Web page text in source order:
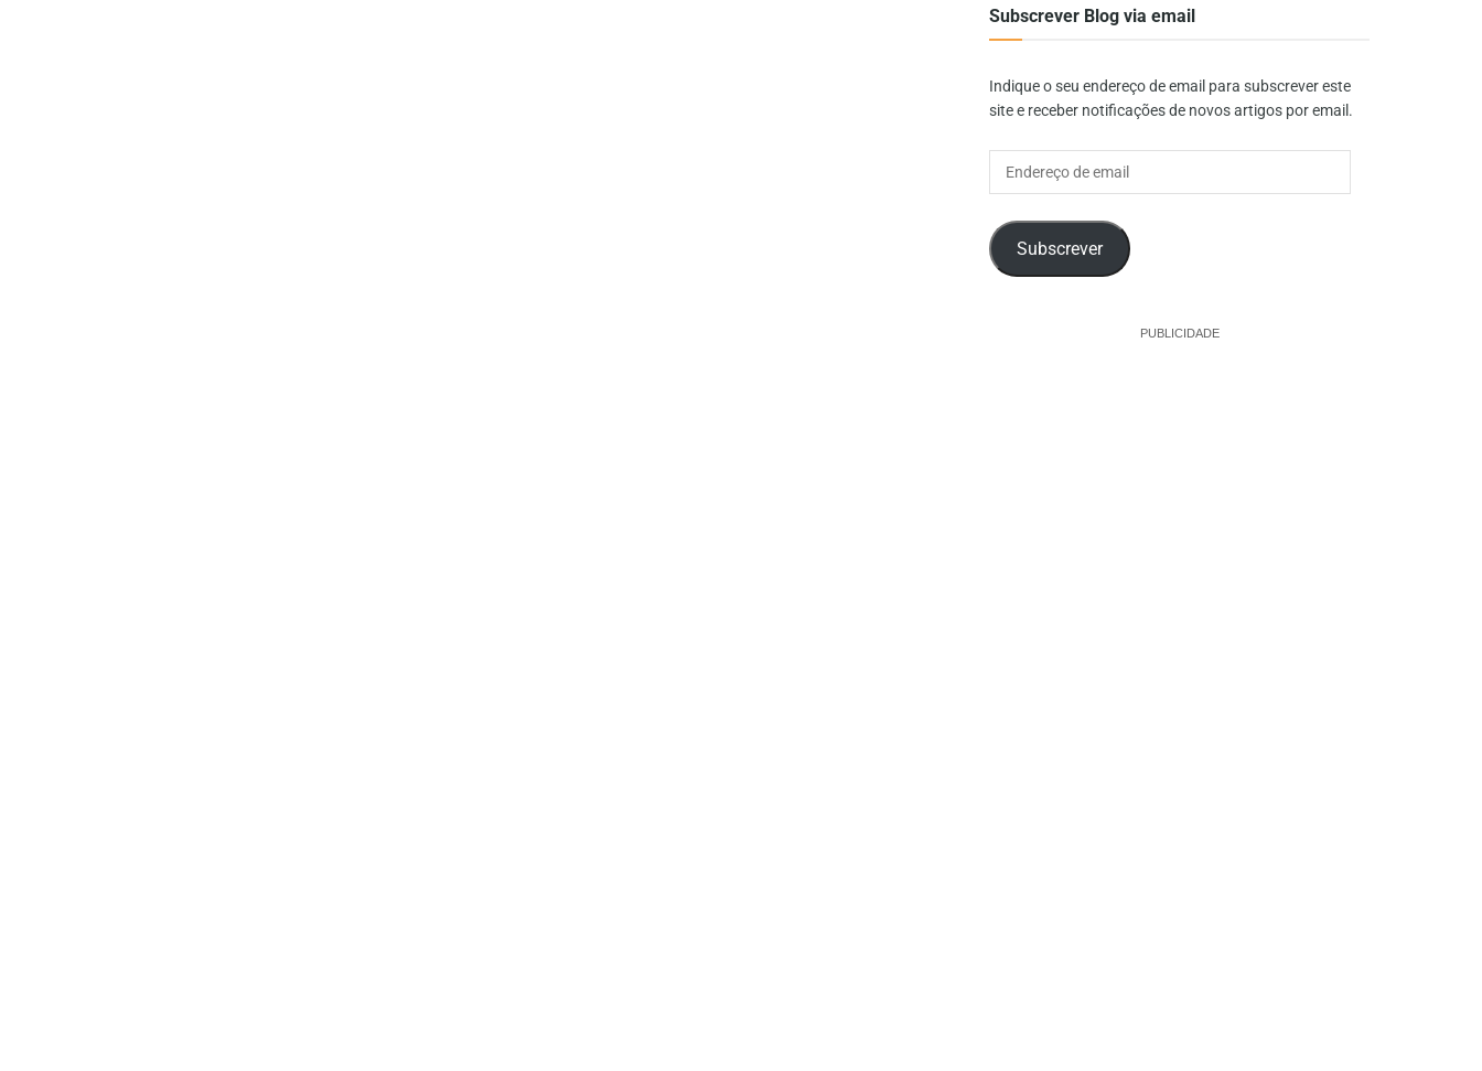
Subscrever Blog via email
Indique o seu endereço de email para subscrever este
site e receber notificações de novos artigos por email.
Subscrever
PUBLICIDADE